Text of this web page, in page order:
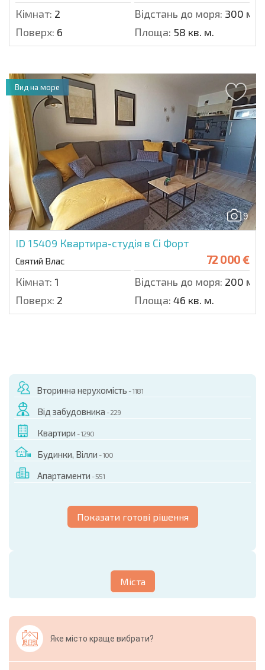
Кімнат: 2 Відстань до моря: 300 м.
Поверх: 6 Площа: 58 кв. м.
9
ID 15409 Квартира-студія в Сі Форт
Святий Влас 72 000 €
Кімнат: 1 Відстань до моря: 200 м.
Поверх: 2 Площа: 46 кв. м.
Вид на море
Вторинна нерухомість - 1181
Від забудовника - 229
Квартири - 1290
Будинки, Вілли - 100
Апартаменти - 551
Показати готові рішення
Міста
Яке місто краще вибрати?